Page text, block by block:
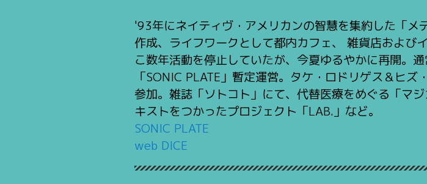
'93年にネイティヴ・アメリカンの智慧を集約した「
作成、ライフワークとして都内カフェ、 雑貨店および
こ数年活動を停止していたが、今夏ゆるやかに再開。
「SONIC PLATE」暫定運営。タケ・ロドリゲス＆ヒ
参加。雑誌「ソトコト」にて、代替医療をめぐる「マ
キストをつかったプロジェクト「LAB.」など。
SONIC PLATE
web DICE